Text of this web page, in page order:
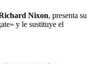
Nixon, presenta su
y le sustituye el